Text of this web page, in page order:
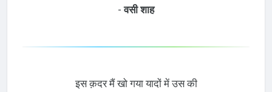
-वसी शाह
इस क़दर मैं खो गया यादों में उस की